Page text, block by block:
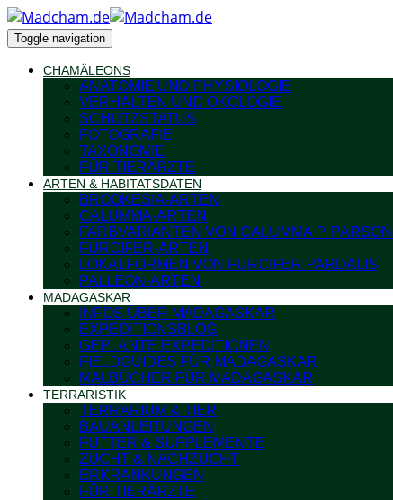
Toggle navigation
CHAMÄLEONS
ANATOMIE UND PHYSIOLOGIE
VERHALTEN UND ÖKOLOGIE
SCHUTZSTATUS
FOTOGRAFIE
TAXONOMIE
FÜR TIERÄRZTE
ARTEN & HABITATSDATEN
BROOKESIA-ARTEN
CALUMMA-ARTEN
FARBVARIANTEN VON CALUMMA P. PARSONII
FURCIFER-ARTEN
LOKALFORMEN VON FURCIFER PARDALIS
PALLEON-ARTEN
MADAGASKAR
INFOS ÜBER MADAGASKAR
EXPEDITIONSBLOG
GEPLANTE EXPEDITIONEN
FIELDGUIDES FÜR MADAGASKAR
MALBÜCHER FÜR MADAGASKAR
TERRARISTIK
TERRARIUM & TIER
BAUANLEITUNGEN
FUTTER & SUPPLEMENTE
ZUCHT & NACHZUCHT
ERKRANKUNGEN
FÜR TIERÄRZTE